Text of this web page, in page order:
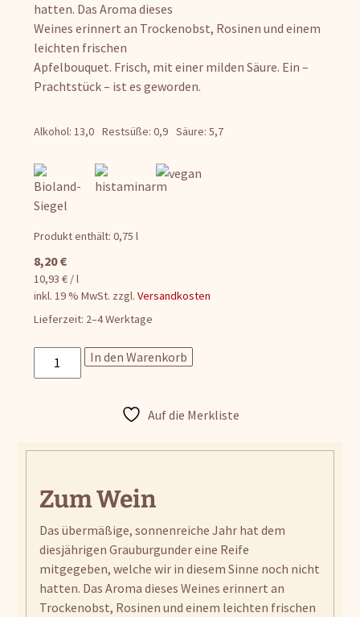
hatten. Das Aroma dieses
Weines erinnert an Trockenobst, Rosinen und einem
leichten frischen
Apfelbouquet. Frisch, mit einer milden Säure. Ein –
Prachtstück – ist es geworden.
Alkohol: 13,0 Restsüße: 0,9 Säure: 5,7
Produkt enthält: 0,75l
8,20€
10,93€ /l
inkl. 19 % MwSt. zzgl.Versandkosten
Lieferzeit: 2–4 Werktage
Grauburgunder
Menge
In den Warenkorb
Auf die Merkliste
Zum Wein
Das übermäßige, sonnenreiche Jahr hat dem
diesjährigen Grauburgunder eine Reife
mitgegeben, welche wir in diesem Sinne noch nicht
hatten. Das Aroma dieses Weines erinnert an
Trockenobst, Rosinen und einem leichten frischen